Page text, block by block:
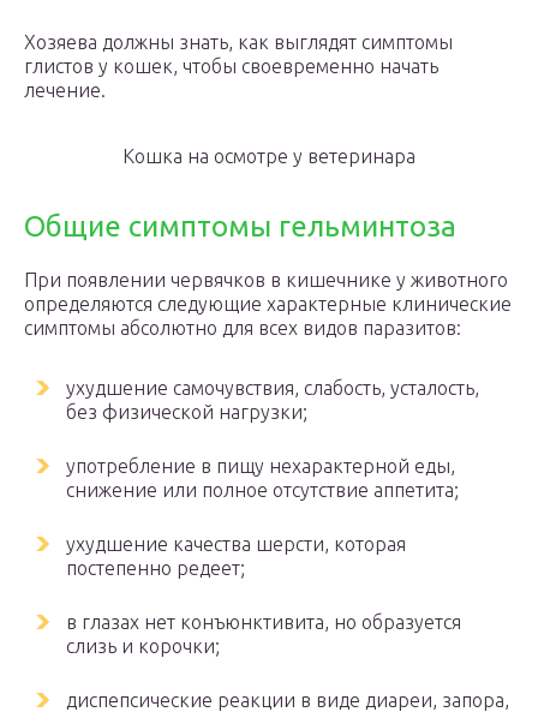
Хозяева должны знать, как выглядят симптомы
глистов у кошек, чтобы своевременно начать
лечение.
Кошка на осмотре у ветеринара
Общие симптомы гельминтоза
При появлении червячков в кишечнике у животного
определяются следующие характерные клинические
симптомы абсолютно для всех видов паразитов:
ухудшение самочувствия, слабость, усталость,
без физической нагрузки;
употребление в пищу нехарактерной еды,
снижение или полное отсутствие аппетита;
ухудшение качества шерсти, которая
постепенно редеет;
в глазах нет конъюнктивита, но образуется
слизь и корочки;
диспепсические реакции в виде диареи, запора,